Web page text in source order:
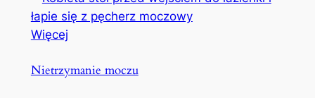
Więcej
Nietrzymanie moczu